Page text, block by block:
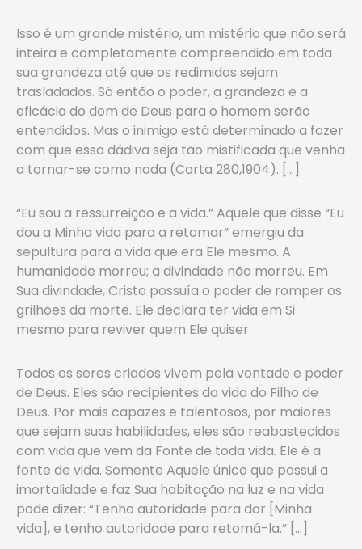
Isso é um grande mistério, um mistério que não será
inteira e completamente compreendido em toda
sua grandeza até que os re­dimidos sejam
trasladados. Só então o poder, a grandeza e a
eficácia do dom de Deus para o homem serão
entendidos. Mas o inimigo está determinado a fazer
com que essa dádiva seja tão mistificada que venha
a tornar-se como nada (Carta 280,1904). […]
“Eu sou a ressurreição e a vida.” Aquele que disse “Eu
dou a Mi­nha vida para a retomar” emergiu da
sepultura para a vida que era Ele mesmo. A
humanidade morreu; a divindade não morreu. Em
Sua divindade, Cristo possuía o poder de romper os
grilhões da mor­te. Ele declara ter vida em Si
mesmo para reviver quem Ele quiser.
Todos os seres criados vivem pela vontade e poder
de Deus. Eles são recipientes da vida do Filho de
Deus. Por mais capazes e talen­tosos, por maiores
que sejam suas habilidades, eles são reabastecidos
com vida que vem da Fonte de toda vida. Ele é a
fonte de vida. So­mente Aquele único que possui a
imortalidade e faz Sua habitação na luz e na vida
pode dizer: “Tenho autoridade para dar [Minha
vida], e tenho autoridade para retomá-la.” […]